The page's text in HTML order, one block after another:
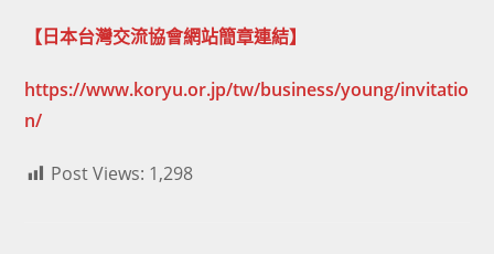
【日本台灣交流協會網站簡章連結】
https://www.koryu.or.jp/tw/business/young/invitatio
n/
Post Views: 1,298